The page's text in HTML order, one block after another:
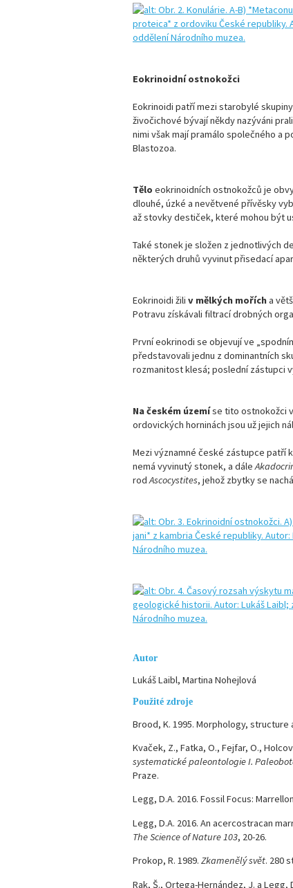
Eokrinoidní ostnokožci
Eokrinoidi patří mezi starobylé
živočichové bývají někdy nazýváni
nimi však mají pramálo společného a
Blastozoa.
Tělo eokrinoidních ostnokožců je
dlouhé, úzké a nevětvené přívěsky
až stovky destiček, které mohou být
Také stonek je složen z jednotlivých
některých druhů vyvinut přisedací
Eokrinoidi žili v mělkých mořícha
Potravu získávali filtrací drobných
První eokrinodi se objevují ve
představovali jednu z dominantních
rozmanitost klesá; poslední zástupci
Na českém územíse tito ostnokožci
ordovických horninách jsou už jejich
Mezi významné české zástupce patří
nemá vyvinutý stonek, a dále
rod Ascocystites, jehož zbytky se
Autor
Lukáš Laibl, Martina Nohejlová
Použité zdroje
Brood, K. 1995. Morphology,
Kvaček, Z., Fatka, O., Fejfar, O.,
systematické paleontologie I.
Praze.
Legg, D.A. 2016. Fossil Focus:
Legg, D.A. 2016. An acercostracan
The Science of Nature 103, 20-26.
Prokop, R. 1989. Zkamenělý svět. 280
Rak, Š., Ortega-Hernández, J. a